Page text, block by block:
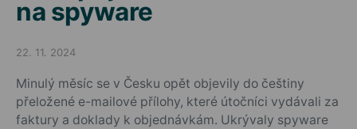
na spyware
Posted on
22. 11. 2024
Minulý měsíc se v Česku opět objevily do češtiny
přeložené e-mailové přílohy, které útočníci vydávali za
faktury a doklady k objednávkám. Ukrývaly spyware